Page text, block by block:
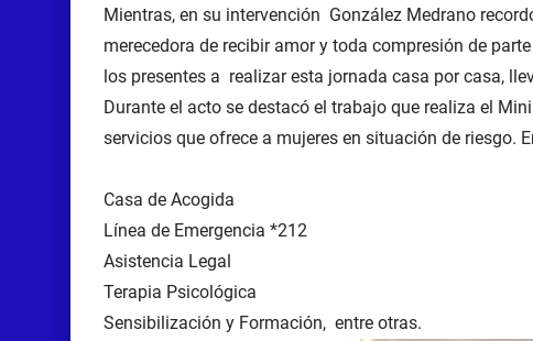
Mientras, en su intervención González Medrano
merecedora de recibir amor y toda compresión de
los presentes a realizar esta jornada casa por casa,
Durante el acto se destacó el trabajo que realiza el
servicios que ofrece a mujeres en situación de riesgo.
Casa de Acogida
Línea de Emergencia *212
Asistencia Legal
Terapia Psicológica
Sensibilización y Formación, entre otras.